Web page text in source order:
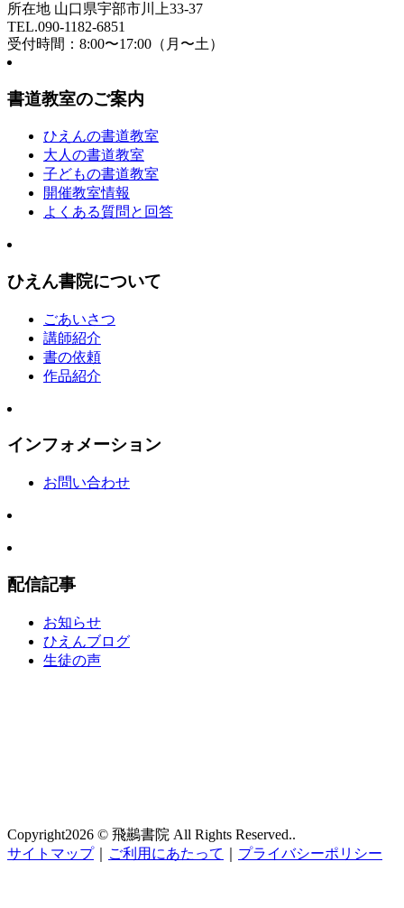
所在地 山口県宇部市川上33-37
TEL.090-1182-6851
受付時間：8:00〜17:00（月〜土）
書道教室のご案内
ひえんの書道教室
大人の書道教室
子どもの書道教室
開催教室情報
よくある質問と回答
ひえん書院について
ごあいさつ
講師紹介
書の依頼
作品紹介
インフォメーション
お問い合わせ
配信記事
お知らせ
ひえんブログ
生徒の声
Copyright2026 © 飛䴏書院 All Rights Reserved..
サイトマップ｜ ご利用にあたって プライバシーポリシー